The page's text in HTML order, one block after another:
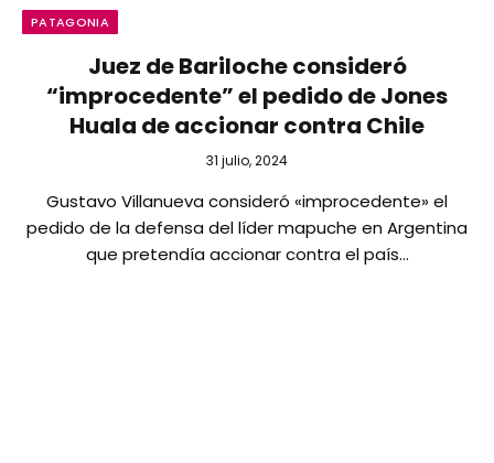
PATAGONIA
Juez de Bariloche consideró
“improcedente” el pedido de Jones
Huala de accionar contra Chile
31 julio, 2024
Gustavo Villanueva consideró «improcedente» el
pedido de la defensa del líder mapuche en Argentina
que pretendía accionar contra el país…